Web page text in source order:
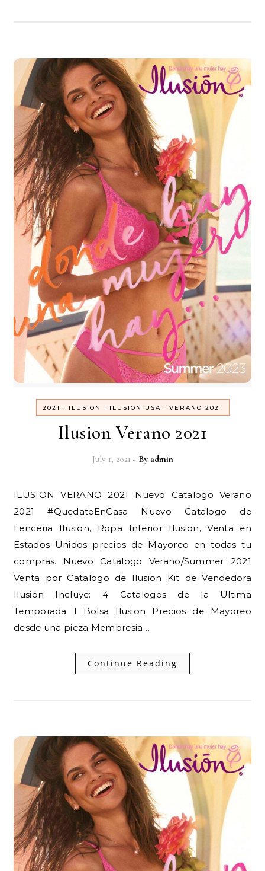
2021 - ILUSION - ILUSION USA - VERANO 2021
Ilusion Verano 2021
July 1, 2021 - By admin
ILUSION VERANO 2021 Nuevo Catalogo Verano
2021 #QuedateEnCasa Nuevo Catalogo de
Lenceria Ilusion, Ropa Interior Ilusion, Venta en
Estados Unidos precios de Mayoreo en todas tu
compras. Nuevo Catalogo Verano/Summer 2021
Venta por Catalogo de Ilusion Kit de Vendedora
Ilusion Incluye: 4 Catalogos de la Ultima
Temporada 1 Bolsa Ilusion Precios de Mayoreo
desde una pieza Membresia…
Continue Reading